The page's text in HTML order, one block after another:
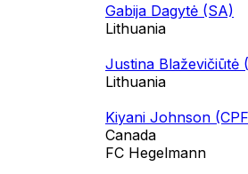
Gabija Dagytė (SA)
Lithuania
Justina Blaževičiūtė
Lithuania
Kiyani Johnson
Canada
FC Hegelmann